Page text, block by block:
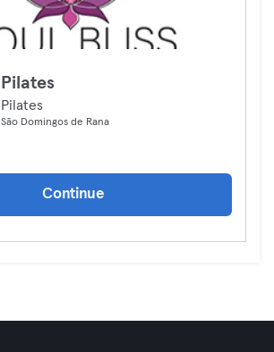
Pilates
Pilates
São Domingos de Rana
Continue